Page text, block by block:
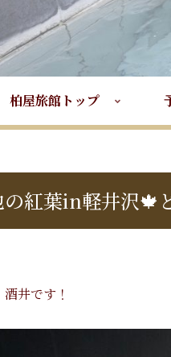
柏屋旅館トップ
紅葉in軽井沢🍁
井です！